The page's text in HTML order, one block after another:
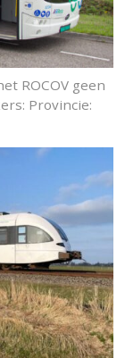
ROCOV geen
Provincie: